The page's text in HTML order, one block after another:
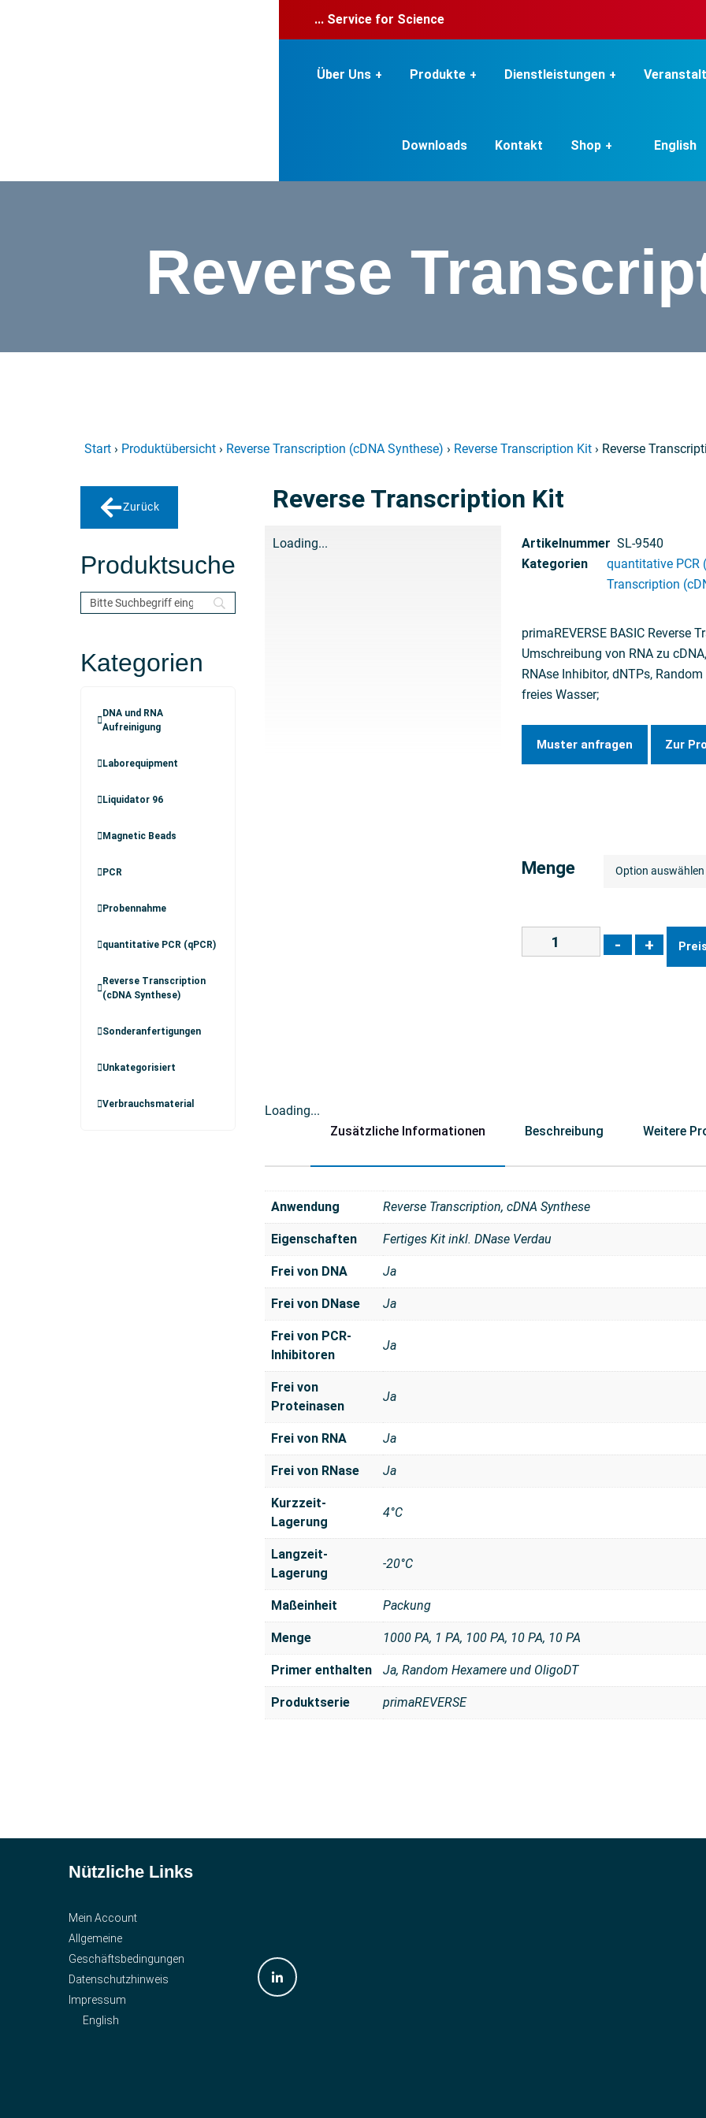
... Service for Science
Über Uns Produkte Dienstleistungen
Downloads Kontakt Shop English
Reverse
Start › Produktübersicht › Reverse Transcription (cDNA Synthese) › Reverse Transcription Kit › Reverse
Zurück
Produktsuche
Kategorien
DNA und RNA
Aufreinigung
Laborequipment
Liquidator 96
Magnetic Beads
PCR
Probennahme
quantitative PCR (qPCR)
Reverse Transcription
(cDNA Synthese)
Sonderanfertigungen
Unkategorisiert
Verbrauchsmaterial
Reverse Transcription Kit
Loading... Artikelnummer SL-9540
Kategorien
quantitative PCR
Transcription
primaREVERSE BASIC Reverse
Umschreibung von RNA zu
RNAse Inhibitor, dNTPs,
freies Wasser;
Muster anfragen Zur
Menge
- +
Loading...
Zusätzliche Informationen
Beschreibung Weitere
Anwendung Reverse Transcription, cDNA Synthese
Eigenschaften Fertiges Kit inkl. DNase Verdau
Frei von DNA Ja
Frei von DNase Ja
Frei von PCR-
Inhibitoren
Ja
Frei von
Proteinasen
Ja
Frei von RNA Ja
Frei von RNase Ja
Kurzzeit-
Lagerung
4°C
Langzeit-
Lagerung
-20°C
Maßeinheit Packung
Menge 1000 PA, 1 PA, 100 PA, 10 PA, 10 PA
Primer enthalten Ja, Random Hexamere und OligoDT
Produktserie primaREVERSE
Nützliche Links
Mein Account
Allgemeine
Geschäftsbedingungen
Datenschutzhinweis
Impressum
English